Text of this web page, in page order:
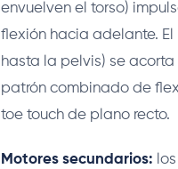
envuelven el torso)
flexión hacia adelante.
hasta la pelvis) se
patrón combinado de
toe touch de plano recto.
Motores secundarios: